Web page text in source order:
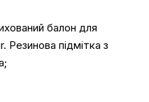
балон для
Резинова підмітка з